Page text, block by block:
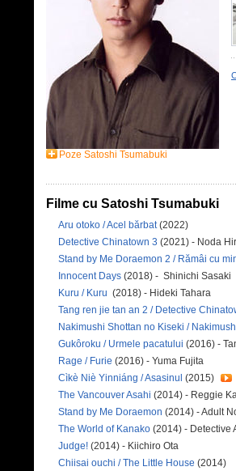
Poze Satoshi Tsumabuki
Filme cu Satoshi Tsumabuki
Aru otoko / Acel bărbat(2022)
Detective Chinatown 3 (2021) - Noda
Stand by Me Doraemon 2 / Rămâi cu
Innocent Days (2018) - Shinichi Sasaki
Kuru / Kuru (2018) - Hideki Tahara
Tang ren jie tan an 2 / Detective
Nakimushi Shottan no Kiseki /
Gukôroku / Urmele pacatului (2016) -
Rage / Furie (2016) - Yuma Fujita
Cìkè Niè Yinniáng / Asasinul (2015)
The Vancouver Asahi (2014) - Reggie
Stand by Me Doraemon (2014) - Adult
The World of Kanako (2014) - Detective
Judge! (2014) - Kiichiro Ota
Chiisai ouchi / The Little House (2014)